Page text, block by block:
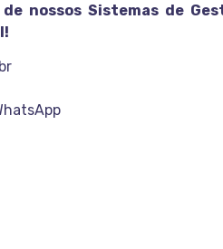
nossos Sistemas de